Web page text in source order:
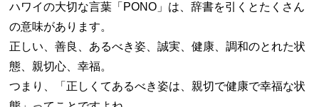
ハワイの大切な言葉「PONO」は、辞書を引くとたくさん
の意味があります。
正しい、善良、あるべき姿、誠実、健康、調和のとれた状
態、親切心、幸福。
つまり、「正しくてあるべき姿は、親切で健康で幸福な状